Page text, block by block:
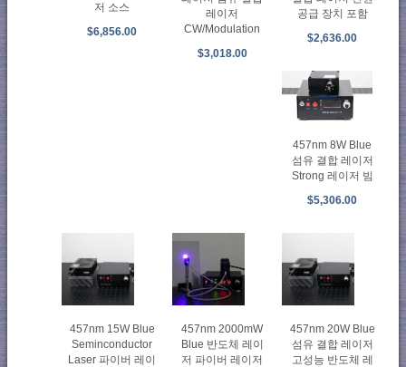
저 소스
$6,856.00
레이저
CW/Modulation
$3,018.00
공급 장치 포함
$2,636.00
457nm 8W Blue
섬유 결합 레이저
Strong 레이저 빔
$5,306.00
457nm 15W Blue
Seminconductor
Laser 파이버 레이
457nm 2000mW
Blue 반도체 레이
저 파이버 레이저
457nm 20W Blue
섬유 결합 레이저
고성능 반도체 레